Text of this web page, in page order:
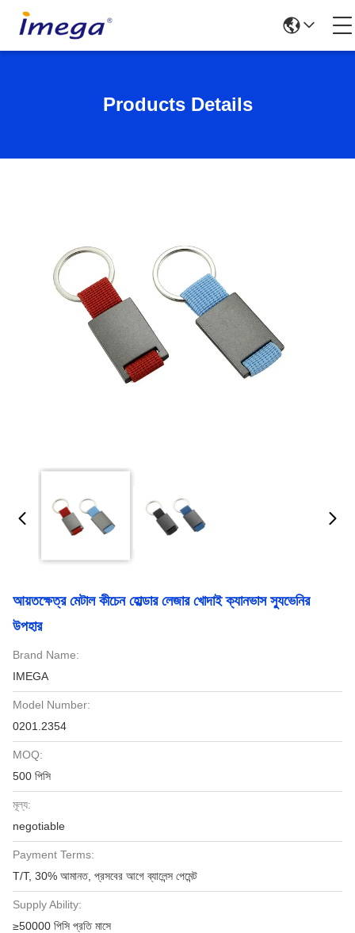
Products Details
আয়তক্ষেত্র মেটাল কীচেন হোল্ডার লেজার খোদাই ক্যানভাস স্যুভেনির
উপহার
Brand Name:
IMEGA
Model Number:
0201.2354
MOQ:
500 পিসি
মূল্য:
negotiable
Payment Terms:
T/T, 30% আমানত, প্রসবের আগে ব্যালেন্স পেমেন্ট
Supply Ability:
≥50000 পিসি প্রতি মাসে